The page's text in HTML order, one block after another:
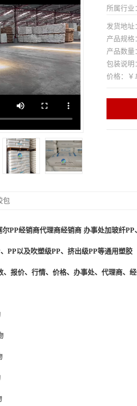
所属行业
发货地址
产品规格
产品数量
包装说明
价格：￥
包
尔PP经销商代理商经销商 办事处加玻纤
PP以及吹塑级PP、挤出级PP等通用塑胶
、报价、行情、价格、办事处、代理商、